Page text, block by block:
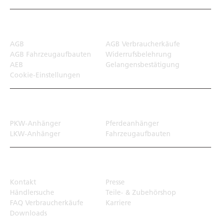
AGB
AGB Verbraucherkäufe
AGB Fahrzeugaufbauten
Widerrufsbelehrung
AEB
Gelangensbestätigung
Cookie-Einstellungen
PKW-Anhänger
Pferdeanhänger
LKW-Anhänger
Fahrzeugaufbauten
Kontakt
Presse
Händlersuche
Teile- & Zubehörshop
FAQ Verbraucherkäufe
Karriere
Downloads